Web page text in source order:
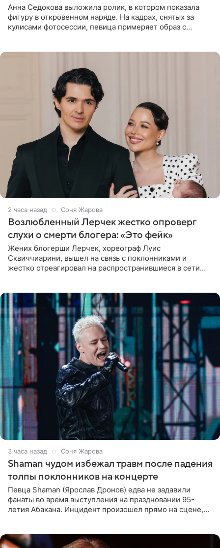
Анна Седокова выложила ролик, в котором показала
фигуру в откровенном наряде. На кадрах, снятых за
кулисами фотосессии, певица примеряет образ с
2 часа назад Соня Жарова
Возлюбленный Лерчек жестко опроверг
слухи о смерти блогера: «Это фейк»
Жених блогерши Лерчек, хореограф Луис
Сквиччиарини, вышел на связь с поклонниками и
жестко отреагировал на распространившиеся в сети
3 часа назад Соня Жарова
Shaman чудом избежал травм после падения
толпы поклонников на концерте
Певца Shaman (Ярослав Дронов) едва не задавили
фанаты во время выступления на праздновании 95-
летия Абакана. Инцидент произошел прямо на сцене,